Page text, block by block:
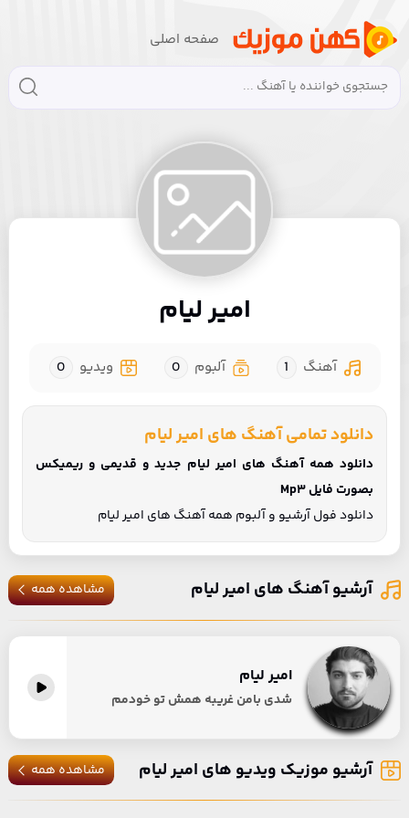
صفحه اصلی
امیر لیام
آهنگ 1 آلبوم 0 ویدیو 0
دانلود تمامی آهنگ های امیر لیام
دانلود همه آهنگ های امیر لیام جدید و قدیمی و ریمیکس
بصورت فایل Mp3
دانلود فول آرشیو و آلبوم همه آهنگ های امیر لیام
آرشیو آهنگ های امیر لیام مشاهده همه
امیر لیام
شدی بامن غریبه همش تو خودمم
آرشیو موزیک ویدیو های امیر لیام مشاهده همه